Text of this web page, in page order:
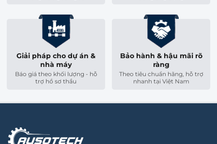
Giải pháp cho dự án &
nhà máy
Báo giá theo khối lượng - hỗ
trợ hồ sơ thầu
Bảo hành & hậu mãi rõ
ràng
Theo tiêu chuẩn hãng, hỗ trợ
nhanh tại Việt Nam